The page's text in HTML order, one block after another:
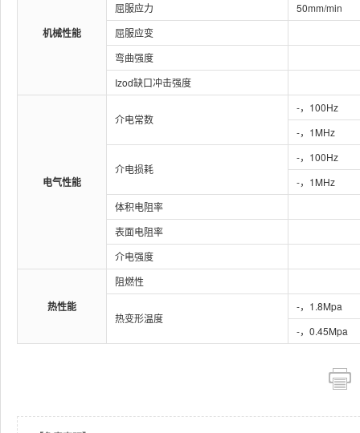
机械性能
屈服应力
50mm/min
屈服应变
弯曲强度
Izod缺口冲击强度
电气性能
介电常数
-，100Hz
-，1MHz
介电损耗
-，100Hz
-，1MHz
体积电阻率
表面电阻率
介电强度
热性能
阻燃性
热变形温度
-，1.8Mpa
-，0.45Mpa